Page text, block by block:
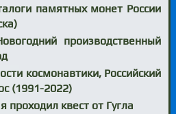
памятных монет России
производственный
космонавтики, Российский
(1991-2022)
проходил квест от Гугла